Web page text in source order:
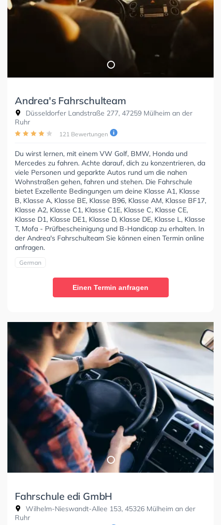
Andrea's Fahrschulteam
Düsseldorfer Landstraße 277, 47259 Mülheim an der
Ruhr
121 Bewertungen
Du wirst lernen, mit einem VW Golf, BMW, Honda und
Mercedes zu fahren. Achte darauf, dich zu konzentrieren, da
viele Personen und geparkte Autos rund um die nahen
Wohnstraßen gehen, fahren und stehen. Die Fahrschule
bietet Exzellente Bedingungen um deine Klasse A1, Klasse
B, Klasse A, Klasse BE, Klasse B96, Klasse AM, Klasse BF17,
Klasse A2, Klasse C1, Klasse C1E, Klasse C, Klasse CE,
Klasse D1, Klasse DE1, Klasse D, Klasse DE, Klasse L, Klasse
T, Mofa - Prüfbescheinigung und B-Handicap zu erhalten. In
der Andrea's Fahrschulteam Sie können einen Termin online
anfragen.
German
Einen Termin anfragen
Fahrschule edi GmbH
Wilhelm-Nieswandt-Allee 153, 45326 Mülheim an der
Ruhr